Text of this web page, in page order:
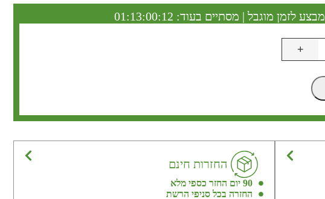
מבצע לזמן מוגבל | מסתיים בעוד: 01:13:00:11
+
החזרות חינם
90 יום החזר כספי מלא
החזרה בכל סניפי הרשת